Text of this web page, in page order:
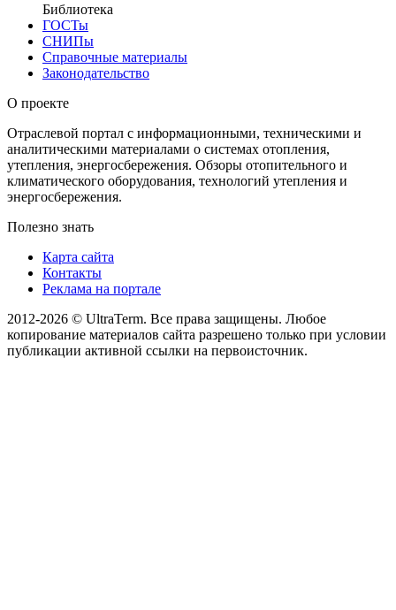
Библиотека
ГОСТы
СНИПы
Справочные материалы
Законодательство
О проекте
Отраслевой портал с информационными, техническими и
аналитическими материалами о системах отопления,
утепления, энергосбережения. Обзоры отопительного и
климатического оборудования, технологий утепления и
энергосбережения.
Полезно знать
Карта сайта
Контакты
Реклама на портале
2012-2026 © UltraTerm. Все права защищены. Любое
копирование материалов сайта разрешено только при условии
публикации активной ссылки на первоисточник.